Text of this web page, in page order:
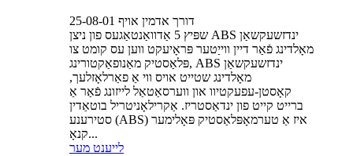
דורך אדמין אויף 25-08-01
שפּיץ 5 אַדוואַנטאַגעס פון ניצן ABS ינדזשעקשאַן
מאָלדינג פֿאַר דיין ווייַטער פּראָיעקט ווען עס קומט צו
פּלאַסטיק מאַנופאַקטורינג, ABS ינדזשעקשאַן
מאָלדינג שטייט אויס ווי אַ פאַרלאָזלעך,
קאָסטן-עפעקטיוו און ווערסאַטאַל לייזונג פֿאַר אַ
ברייט קייט פון ינדאַסטריז. אַקרילאָניטריל בוטאַדין
סטירענע (ABS) איז אַ טערמאָפּלאַסטיק פּאָלימער
קנאָ...
לייענט מער